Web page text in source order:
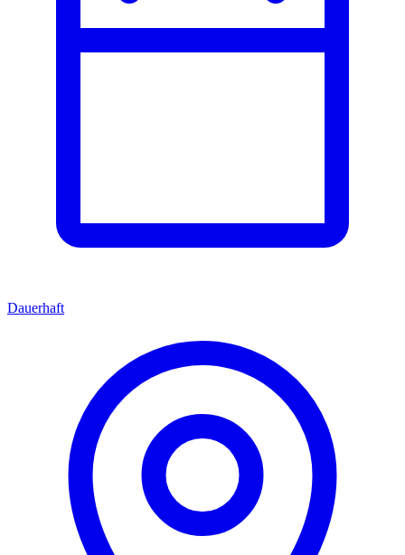
Dauerhaft